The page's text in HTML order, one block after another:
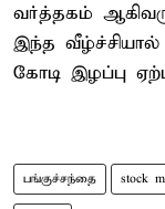
வர்த்தகம்
இந்த வீழ்ச்சியால்
கோடி இழப்பு
பங்குச்சந்தை stock